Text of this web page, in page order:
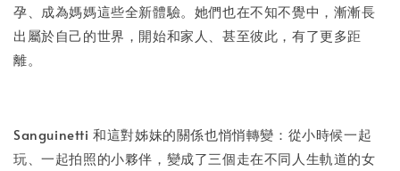
孕、成為媽媽這些全新體驗。她們也在不知不覺中，漸漸長
出屬於自己的世界，開始和家人、甚至彼此，有了更多距
離。
Sanguinetti 和這對姊妹的關係也悄悄轉變：從小時候一起
玩、一起拍照的小夥伴，變成了三個走在不同人生軌道的女